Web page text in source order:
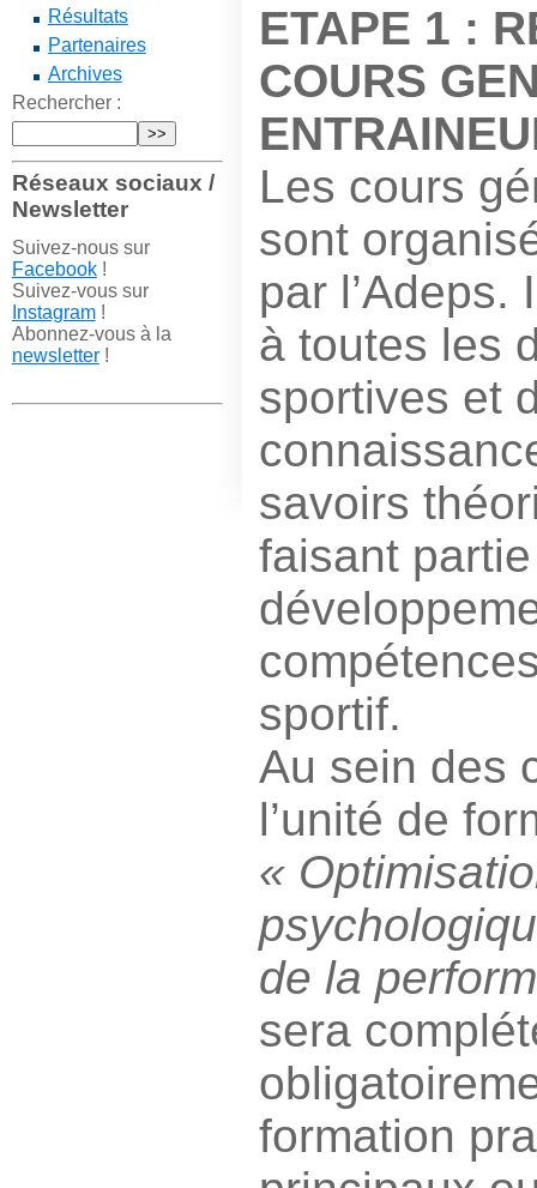
Résultats
Partenaires
Archives
Rechercher :
Réseaux sociaux /
Newsletter
Suivez-nous sur
Facebook!
Suivez-vous sur
Instagram!
Abonnez-vous à la
newsletter!
ETAPE 1 :
COURS
Les cours
sont
par l’Adeps.
à toutes les
sportives et
savoirs
faisant
sportif.
Au sein des
l’unité de
«
de la
sera
formation